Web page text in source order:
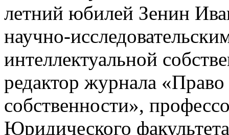
летний юбилей Зенин
научно-
интеллектуальной
редактор журнала «Право
собственности»,
Юридического